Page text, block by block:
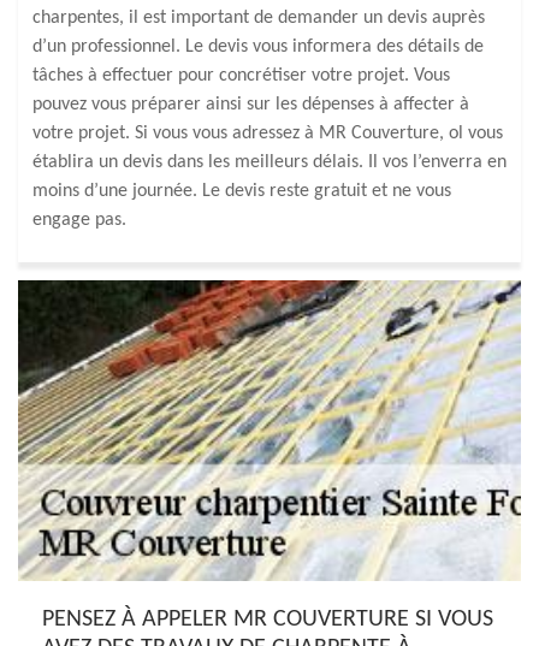
charpentes, il est important de demander un devis auprès
d’un professionnel. Le devis vous informera des détails de
tâches à effectuer pour concrétiser votre projet. Vous
pouvez vous préparer ainsi sur les dépenses à affecter à
votre projet. Si vous vous adressez à MR Couverture, ol vous
établira un devis dans les meilleurs délais. Il vos l’enverra en
moins d’une journée. Le devis reste gratuit et ne vous
engage pas.
PENSEZ À APPELER MR COUVERTURE SI VOUS